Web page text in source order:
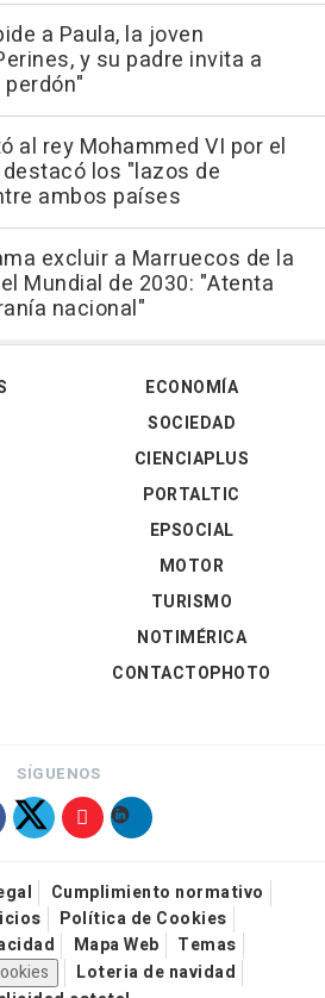
a Paula, la joven
y su padre invita a
al rey Mohammed VI por el
destacó los "lazos de
ambos países
excluir a Marruecos de la
Mundial de 2030: "Atenta
nacional"
ECONOMÍA
SOCIEDAD
CIENCIAPLUS
PORTALTIC
EPSOCIAL
MOTOR
TURISMO
NOTIMÉRICA
CONTACTOPHOTO
SÍGUENOS
Cumplimiento normativo
Política de Cookies
Mapa Web
Temas
Loteria de navidad